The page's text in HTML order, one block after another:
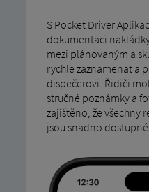
S Pocket Driver
dokumentaci
mezi plánovaným a
rychle zaznamenat a
dispečerovi. Řidiči
stručné poznámky a
zajištěno, že všechny
jsou snadno